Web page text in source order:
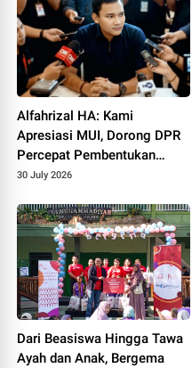
Alfahrizal HA: Kami
Apresiasi MUI, Dorong DPR
Percepat Pembentukan
Sanksi Pidana Pelaku
30 July 2026
Dari Beasiswa Hingga Tawa
Ayah dan Anak, Bergema